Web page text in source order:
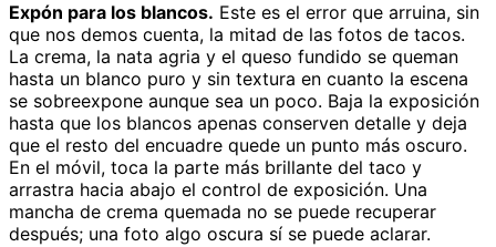
Expón para los blancos. Este es el error que arruina, sin
que nos demos cuenta, la mitad de las fotos de tacos.
La crema, la nata agria y el queso fundido se queman
hasta un blanco puro y sin textura en cuanto la escena
se sobreexpone aunque sea un poco. Baja la exposición
hasta que los blancos apenas conserven detalle y deja
que el resto del encuadre quede un punto más oscuro.
En el móvil, toca la parte más brillante del taco y
arrastra hacia abajo el control de exposición. Una
mancha de crema quemada no se puede recuperar
después; una foto algo oscura sí se puede aclarar.